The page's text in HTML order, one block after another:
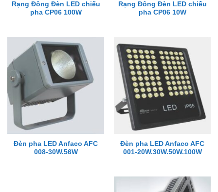
Rạng Đông Đèn LED chiếu
pha CP06 100W
Rạng Đông Đèn LED chiếu
pha CP06 10W
Đèn pha LED Anfaco AFC
008-30W.56W
Đèn pha LED Anfaco AFC
001-20W.30W.50W.100W